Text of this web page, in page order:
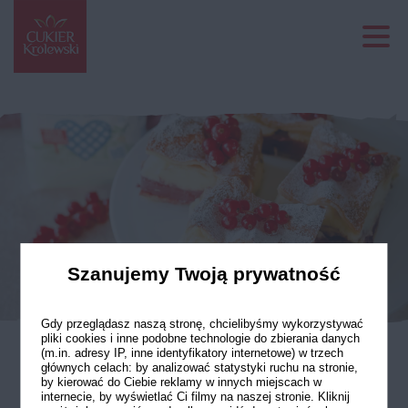
Karpatka waniliowo-
Szanujemy Twoją prywatność
Gdy przeglądasz naszą stronę, chcielibyśmy wykorzystywać
pliki cookies i inne podobne technologie do zbierania danych
(m.in. adresy IP, inne identyfikatory internetowe) w trzech
głównych celach: by analizować statystyki ruchu na stronie,
by kierować do Ciebie reklamy w innych miejscach w
internecie, by wyświetlać Ci filmy na naszej stronie. Kliknij